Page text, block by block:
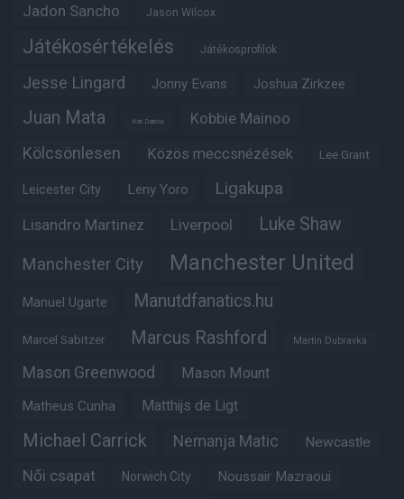
Jadon Sancho Jason Wilcox
Játékosértékelés Játékosprofilok
Jesse Lingard Jonny Evans Joshua Zirkzee
Juan Mata Karl Darlow Kobbie Mainoo
Kölcsönlesen Közös meccsnézések Lee Grant
Leicester City Leny Yoro Ligakupa
Lisandro Martinez Liverpool Luke Shaw
Manchester City Manchester United
Manuel Ugarte Manutdfanatics.hu
Marcel Sabitzer Marcus Rashford Martin Dubravka
Mason Greenwood Mason Mount
Matheus Cunha Matthijs de Ligt
Michael Carrick Nemanja Matic Newcastle
Női csapat Norwich City Noussair Mazraoui